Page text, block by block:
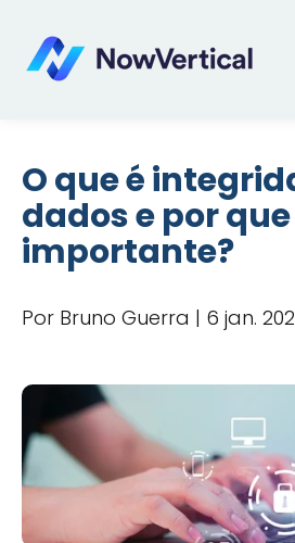
O que é
dados e por
importante?
Por Bruno Guerra | 6 jan.